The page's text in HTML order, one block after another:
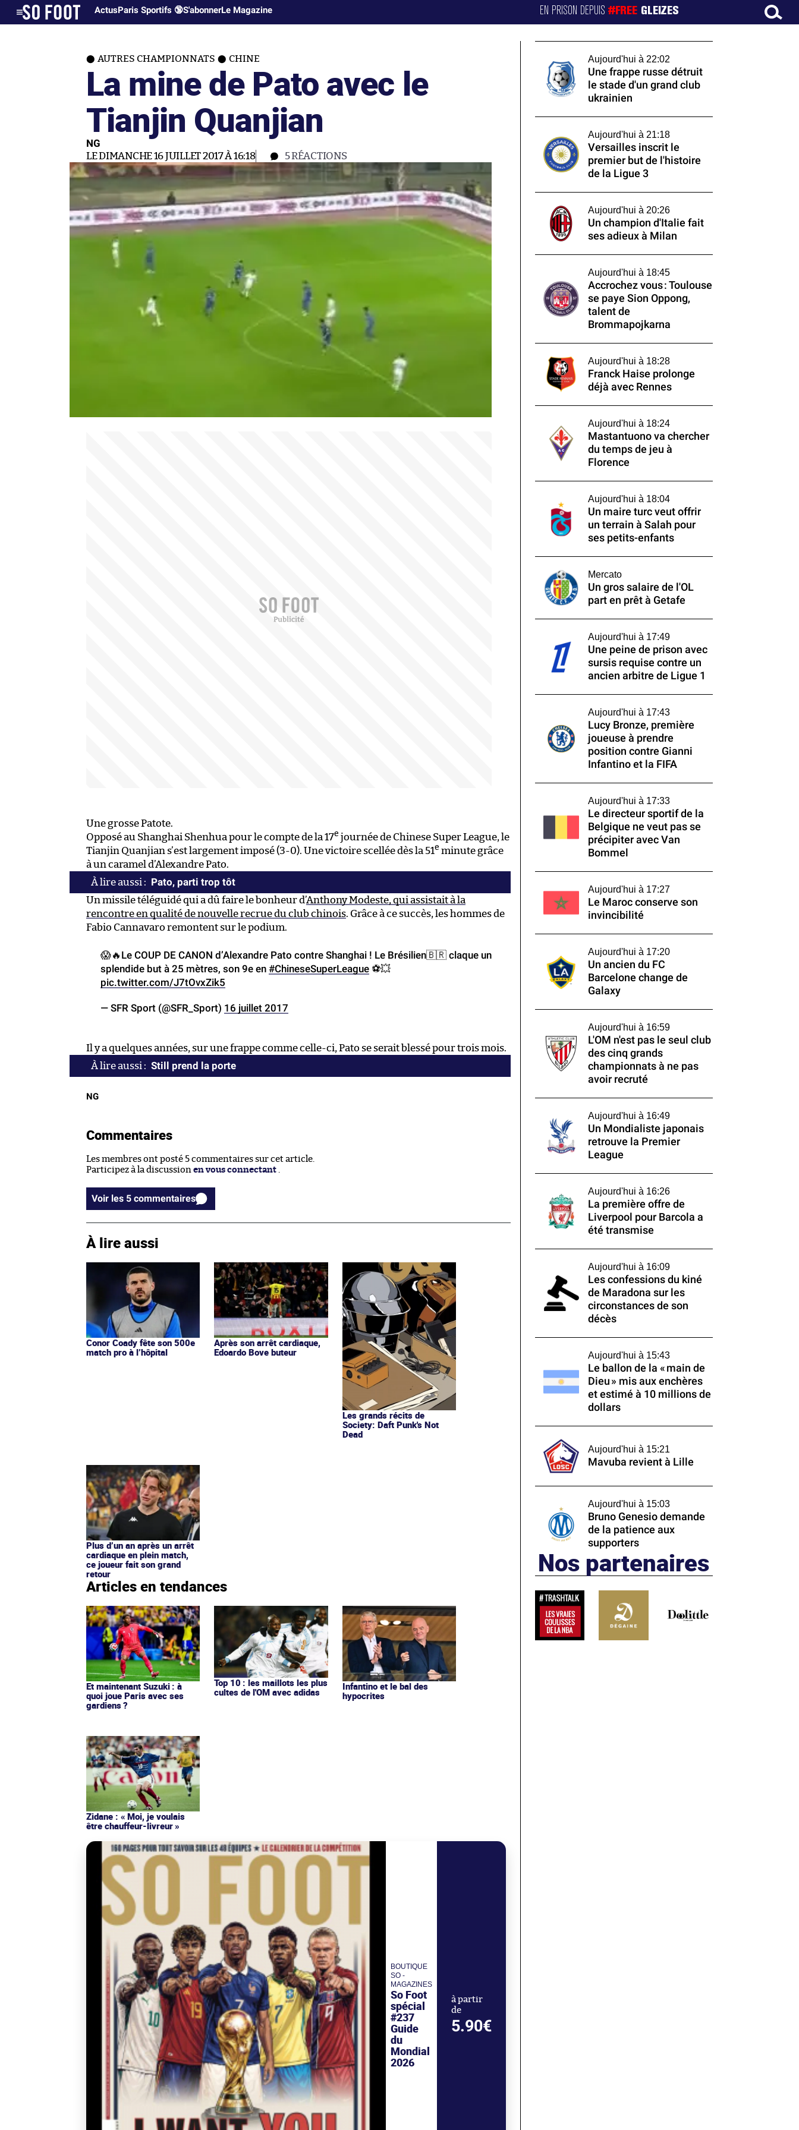
ActusParis Sportifs 🔞S'abonnerLe Magazine EN PRISON DEPUIS#FREE GLEIZES
AUTRES CHAMPIONNATS CHINE
La mine de Pato avec le
Tianjin Quanjian
NG
LE DIMANCHE 16 JUILLET 2017 À 16:18 5RÉACTIONS
Une grosse Patote.
Opposé au Shanghai Shenhua pour le compte de la 17e journée de Chinese Super League, le
Tianjin Quanjian s’est largement imposé (3-0). Une victoire scellée dès la 51e minute grâce
à un caramel d’Alexandre Pato.
Pato, parti trop tôt
Un missile téléguidé qui a dû faire le bonheur d’Anthony Modeste, qui assistait à la
rencontre en qualité de nouvelle recrue du club chinois. Grâce à ce succès, les hommes de
Fabio Cannavaro remontent sur le podium.
😱🔥Le COUP DE CANON d’Alexandre Pato contre Shanghai ! Le Brésilien🇧🇷 claque un
splendide but à 25 mètres, son 9e en #ChineseSuperLeague ⚽️💥
pic.twitter.com/J7tOvxZik5
— SFR Sport (@SFR_Sport) 16 juillet 2017
Il y a quelques années, sur une frappe comme celle-ci, Pato se serait blessé pour trois mois.
Still prend la porte
NG
Commentaires
Les membres ont posté 5 commentaires sur cet article.
Participez à la discussion en vous connectant
Voir les 5 commentaires
À lire aussi
Conor Coady fête son 500e
match pro à l’hôpital
Après son arrêt cardiaque,
Edoardo Bove buteur
Les grands récits de
Society: Daft Punk's Not
Dead
Plus d’un an après un arrêt
cardiaque en plein match,
ce joueur fait son grand
retour
Articles en tendances
Et maintenant Suzuki : à
quoi joue Paris avec ses
gardiens ?
Top 10 : les maillots les plus
cultes de l'OM avec adidas
Infantino et le bal des
hypocrites
Zidane : « Moi, je voulais
être chauffeur-livreur »
BOUTIQUE
SO -
MAGAZINES
So Foot
spécial
#237
Guide
du
Mondial
2026
à partir
de
5.90€
Aujourd'hui à 22:02
Une frappe russe détruit
le stade d'un grand club
ukrainien
Aujourd'hui à 21:18
Versailles inscrit le
premier but de l'histoire
de la Ligue 3
Aujourd'hui à 20:26
Un champion d'Italie fait
ses adieux à Milan
Aujourd'hui à 18:45
Accrochez vous : Toulouse
se paye Sion Oppong,
talent de
Brommapojkarna
Aujourd'hui à 18:28
Franck Haise prolonge
déjà avec Rennes
Aujourd'hui à 18:24
Mastantuono va chercher
du temps de jeu à
Florence
Aujourd'hui à 18:04
Un maire turc veut offrir
un terrain à Salah pour
ses petits-enfants
Mercato
Un gros salaire de l'OL
part en prêt à Getafe
Aujourd'hui à 17:49
Une peine de prison avec
sursis requise contre un
ancien arbitre de Ligue 1
Aujourd'hui à 17:43
Lucy Bronze, première
joueuse à prendre
position contre Gianni
Infantino et la FIFA
Aujourd'hui à 17:33
Le directeur sportif de la
Belgique ne veut pas se
précipiter avec Van
Bommel
Aujourd'hui à 17:27
Le Maroc conserve son
invincibilité
Aujourd'hui à 17:20
Un ancien du FC
Barcelone change de
Galaxy
Aujourd'hui à 16:59
L'OM n'est pas le seul club
des cinq grands
championnats à ne pas
avoir recruté
Aujourd'hui à 16:49
Un Mondialiste japonais
retrouve la Premier
League
Aujourd'hui à 16:26
La première offre de
Liverpool pour Barcola a
été transmise
Aujourd'hui à 16:09
Les confessions du kiné
de Maradona sur les
circonstances de son
décès
Aujourd'hui à 15:43
Le ballon de la « main de
Dieu » mis aux enchères
et estimé à 10 millions de
dollars
Aujourd'hui à 15:21
Mavuba revient à Lille
Aujourd'hui à 15:03
Bruno Genesio demande
de la patience aux
supporters
Nos partenaires